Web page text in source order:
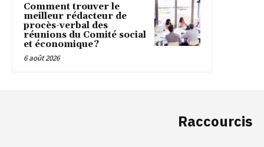
Comment trouver le
meilleur rédacteur de
procès-verbal des
réunions du Comité social
et économique ?
6 août 2026
Raccourcis